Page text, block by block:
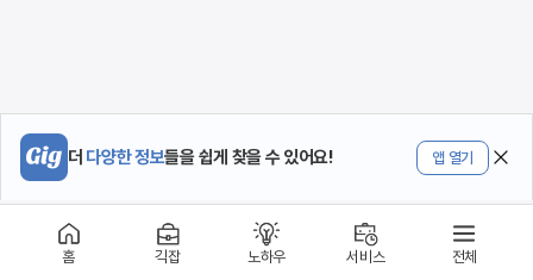
더 다양한 정보들을 쉽게 찾을 수 있어요! 앱 열기
홈 긱잡 노하우 서비스 전체